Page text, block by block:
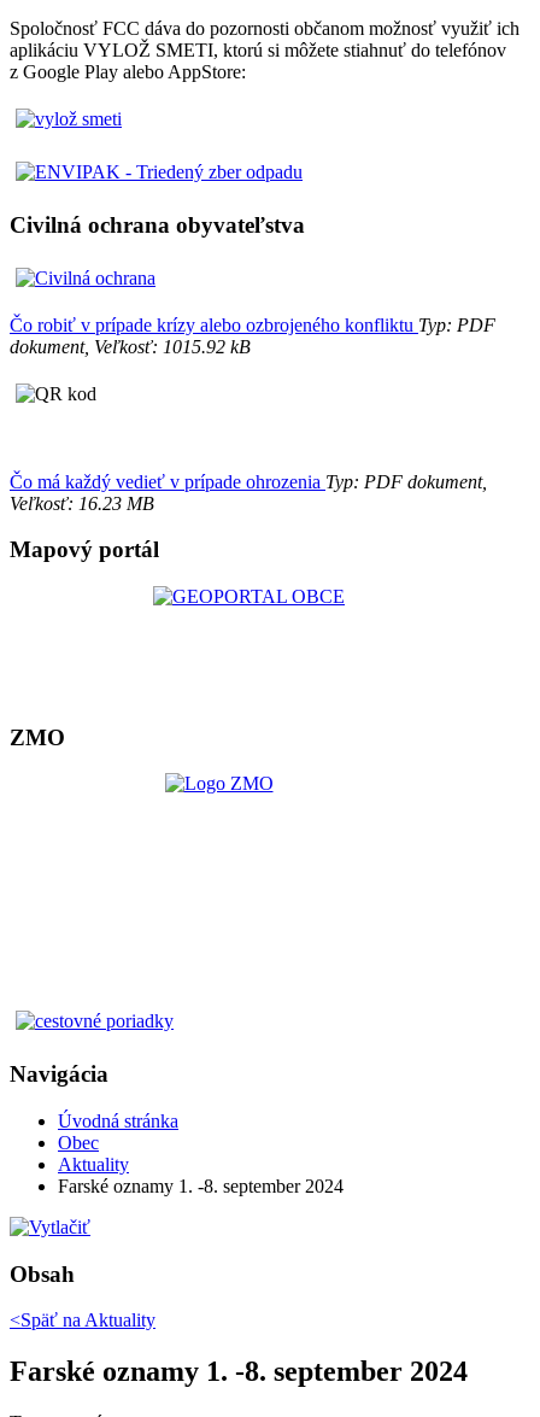
Spoločnosť FCC dáva do pozornosti občanom možnosť využiť ich
aplikáciu VYLOŽ SMETI, ktorú si môžete stiahnuť do telefónov
z Google Play alebo AppStore:
Civilná ochrana obyvateľstva
Čo robiť v prípade krízy alebo ozbrojeného konfliktu Typ: PDF
dokument, Veľkosť: 1015.92 kB
Čo má každý vedieť v prípade ohrozenia Typ: PDF dokument,
Veľkosť: 16.23 MB
Mapový portál
ZMO
Navigácia
Úvodná stránka
Obec
Aktuality
Farské oznamy 1. -8. september 2024
Obsah
<Späť na Aktuality
Farské oznamy 1. -8. september 2024